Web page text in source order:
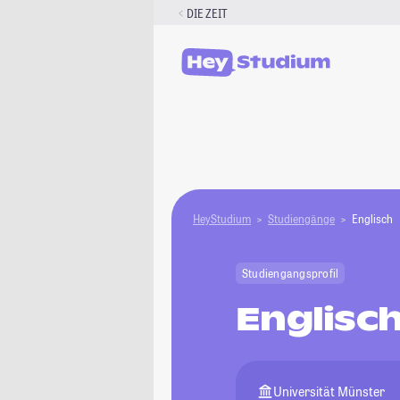
DIE ZEIT
HeyStudium Studiengänge Englisch
Studiengangsprofil
Universität Münster